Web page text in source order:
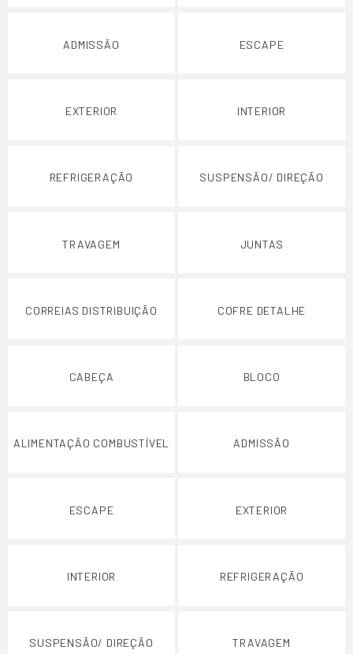
ADMISSÃO ESCAPE
EXTERIOR INTERIOR
REFRIGERAÇÃO SUSPENSÃO/ DIREÇÃO
TRAVAGEM JUNTAS
CORREIAS DISTRIBUIÇÃO COFRE DETALHE
CABEÇA BLOCO
ALIMENTAÇÃO COMBUSTÍVEL ADMISSÃO
ESCAPE EXTERIOR
INTERIOR REFRIGERAÇÃO
SUSPENSÃO/ DIREÇÃO TRAVAGEM